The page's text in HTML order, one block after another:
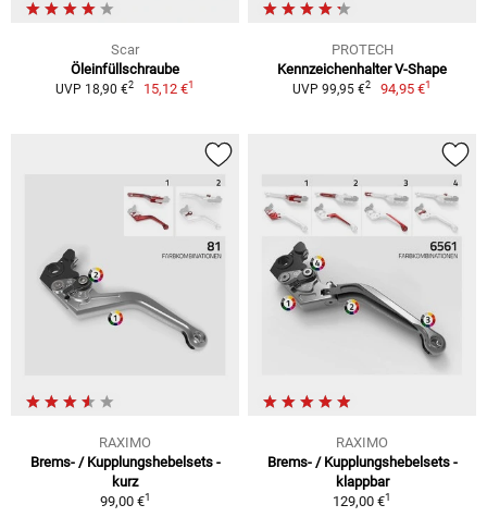
Scar
Öleinfüllschraube
UVP 18,90 €2 15,12 €1
PROTECH
Kennzeichenhalter V-Shape
UVP 99,95 €2 94,95 €1
RAXIMO
Brems- / Kupplungshebelsets -
kurz
99,00 €1
RAXIMO
Brems- / Kupplungshebelsets -
klappbar
129,00 €1